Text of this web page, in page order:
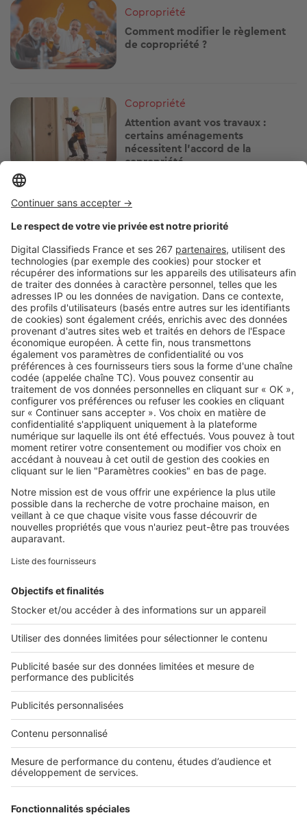
Image
Copropriété
Comment modifier le règlement
de copropriété ?
Image
Copropriété
Attention avant vos travaux :
certains aménagements
nécessitent l'accord de la
copropriété
Image
Clim sans autorisation en
copropriété : démontage, justice,
sanctions… ce qui peut arriver
Image
Copropriété
Charges de chauffage : ce que les
copropriétés n'ont pas le droit de
faire
SeLoger c'est aussi
Retrouvez-nous sur ...
L'ENTREPRISE
Qui sommes-nous ?
Nous contacter
Nous recrutons
NOS APPLICATIONS
Découvrez nos applications
Tous nos services pro